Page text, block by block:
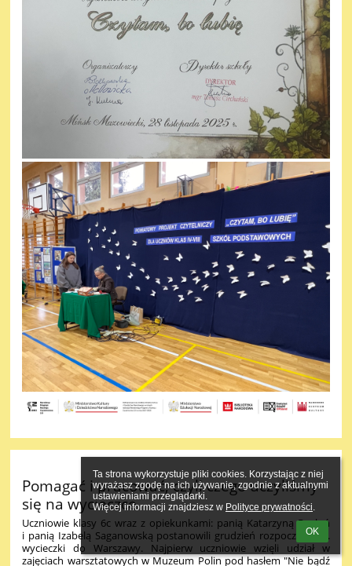
Ta strona wykorzystuje pliki cookies. Korzystając z niej
wyrażasz zgodę na ich używanie, zgodnie z aktualnymi
ustawieniami przeglądarki.
Więcej informacji znajdziesz w Polityce prywatności.
OK
Pomagać i pracować, czyli czego uczyliśmy
się na wycieczce
Uczniowie klasy 6c wraz z opiekunkami: panią Katarzyną Rosłoń
i panią Izabelą Saganowską postanowili grudzień rozpocząć od...
wycieczki do Warszawy. Najpierw uczniowie wzięli udział w
zajęciach warsztatowych w Muzeum Polin pod hasłem "Nie bądź